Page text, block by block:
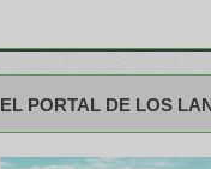
EL PORTAL DE LOS